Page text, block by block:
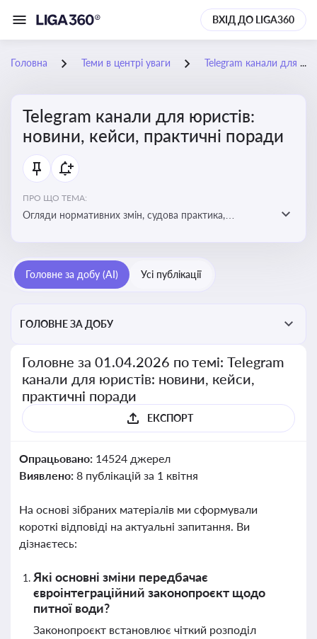
ВХІД ДО LIGA360
Головна Теми в центрі уваги Telegram канали для юристів: новини, кейси, практичні поради
Telegram канали для юристів:
новини, кейси, практичні поради
ПРО ЩО ТЕМА:
Огляди нормативних змін, судова практика,
каналах
Головне за добу (AI) Усі публікації
ГОЛОВНЕ ЗА ДОБУ
Головне за 01.04.2026 по темі: Telegram
канали для юристів: новини, кейси,
практичні поради
ЕКСПОРТ
Опрацьовано: 14524 джерел
Виявлено: 8 публікацій за 1 квітня
На основі зібраних матеріалів ми сформували
короткі відповіді на актуальні запитання. Ви
дізнаєтесь:
Які основні зміни передбачає
євроінтеграційний законопроєкт щодо
питної води?
Законопроєкт встановлює чіткий розподіл